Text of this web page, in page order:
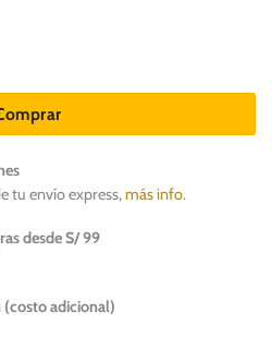
hepático natural cantidad
tu envío express,más info.
desde S/ 99
(costo adicional)